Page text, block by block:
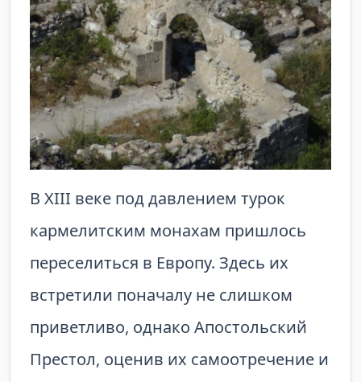
В XIII веке под давлением турок
кармелитским монахам пришлось
переселиться в Европу. Здесь их
встретили поначалу не слишком
приветливо, однако Апостольский
Престол, оценив их самоотречение и